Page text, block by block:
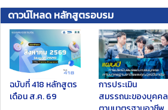
ดาวน์โหลด หลักสูตรอบรม
ฉบับที่ 418 หลักสูตร
เดือน ส.ค. 69
การประเมิน
สมรรถนะของบุคคล